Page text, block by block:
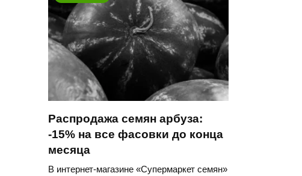
Распродажа семян арбуза:
-15% на все фасовки до конца
месяца
В интернет-магазине «Супермаркет семян»